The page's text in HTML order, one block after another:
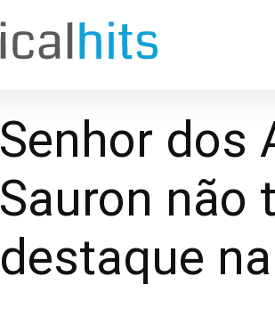
Senhor dos
Sauron não
destaque